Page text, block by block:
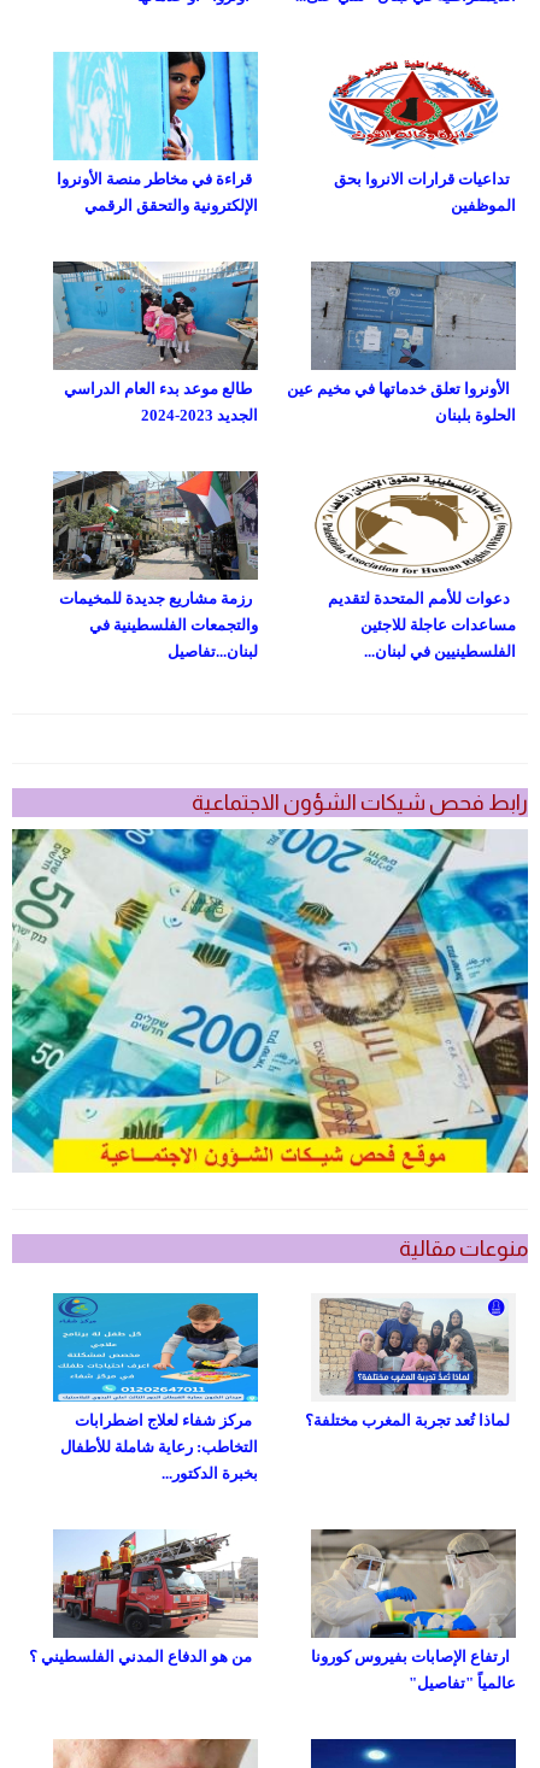
قراءة في مخاطر منصة الأونروا
الإلكترونية والتحقق الرقمي
تداعيات قرارات الانروا بحق
الموظفين
طالع موعد بدء العام الدراسي
الجديد 2023-2024
الأونروا تعلق خدماتها في مخيم عين
الحلوة بلبنان
رزمة مشاريع جديدة للمخيمات
والتجمعات الفلسطينية في
لبنان...تفاصيل
دعوات للأمم المتحدة لتقديم
مساعدات عاجلة للاجئين
الفلسطينيين في لبنان...
رابط فحص شيكات الشؤون الاجتماعية
منوعات مقالية
مركز شفاء لعلاج اضطرابات
التخاطب: رعاية شاملة للأطفال
بخبرة الدكتور...
لماذا تُعد تجربة المغرب مختلفة؟
من هو الدفاع المدني الفلسطيني ؟
ارتفاع الإصابات بفيروس كورونا
عالمياً "تفاصيل"